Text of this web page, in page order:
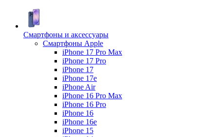
Смартфоны и аксессуары
Смартфоны Apple
iPhone 17 Pro Max
iPhone 17 Pro
iPhone 17
iPhone 17e
iPhone Air
iPhone 16 Pro Max
iPhone 16 Pro
iPhone 16
iPhone 16e
iPhone 15